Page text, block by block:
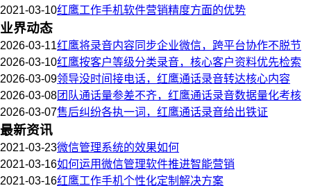
2021-03-10红鹰工作手机软件营销精度方面的优势
业界动态
2026-03-11红鹰将录音内容同步企业微信，跨平台协作不脱节
2026-03-10红鹰按客户等级分类录音，核心客户资料优先检索
2026-03-09领导没时间接电话，红鹰通话录音转达核心内容
2026-03-08团队通话量参差不齐，红鹰通话录音数据量化考核
2026-03-07售后纠纷各执一词，红鹰通话录音给出铁证
最新资讯
2021-03-23微信管理系统的效果如何
2021-03-16如何运用微信管理软件推进智能营销
2021-03-16红鹰工作手机个性化定制解决方案